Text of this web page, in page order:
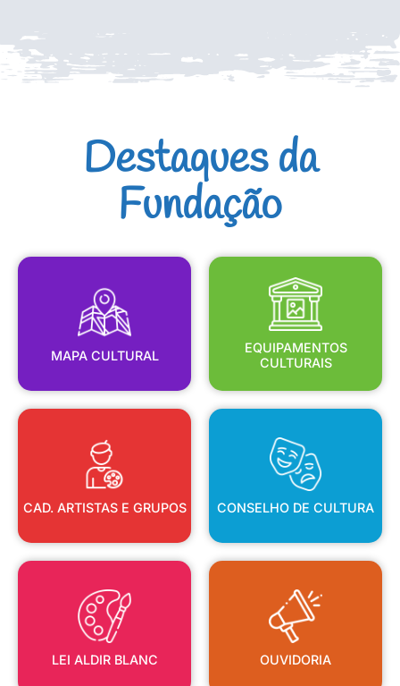
Destaques da
Fundação
MAPA CULTURAL
MAPA CULTURAL
EQUIPAMENTOS
CULTURAIS
EQUIPAMENTOS
CULTURAIS
CAD. ARTISTAS E GRUPOS
CAD. ARTISTAS E GRUPOS
CONSELHO DE CULTURA
CONSELHO DE CULTURA
LEI ALDIR BLANC
LEI ALDIR BLANC
OUVIDORIA
OUVIDORIA